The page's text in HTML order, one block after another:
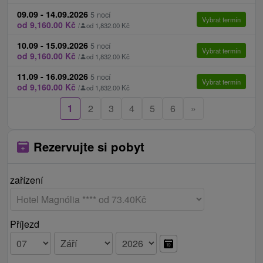
09.09 - 14.09.2026 5 nocí
od 9,160.00 Kč / od 1,832.00 Kč
Vybrat termín
10.09 - 15.09.2026 5 nocí
od 9,160.00 Kč / od 1,832.00 Kč
Vybrat termín
11.09 - 16.09.2026 5 nocí
od 9,160.00 Kč / od 1,832.00 Kč
Vybrat termín
1 2 3 4 5 6 »
Rezervujte si pobyt
zařízení
Příjezd